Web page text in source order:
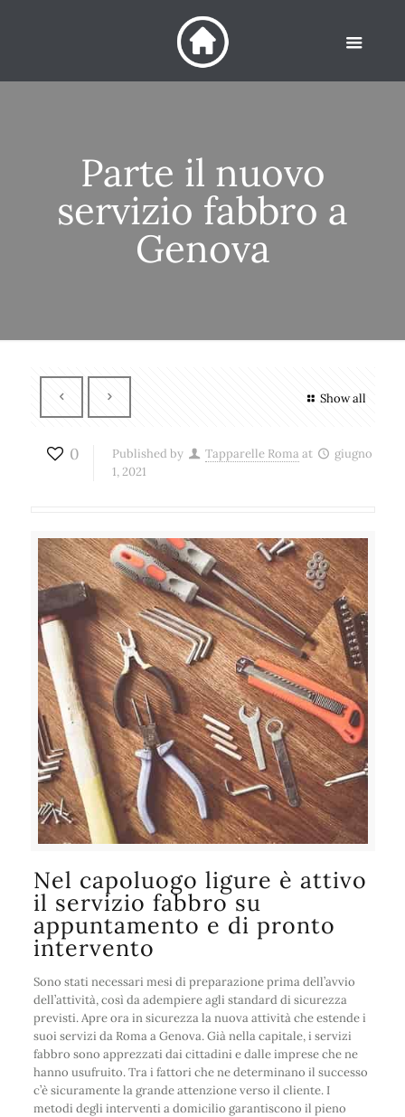
Parte il nuovo
servizio fabbro a
Genova
Show all
0 Published by Tapparelle Roma at
giugno
1, 2021
Nel capoluogo ligure è attivo
il servizio fabbro su
appuntamento e di pronto
intervento
Sono stati necessari mesi di preparazione prima dell’avvio
dell’attività, così da adempiere agli standard di sicurezza
previsti. Apre ora in sicurezza la nuova attività che estende i
suoi servizi da Roma a Genova. Già nella capitale, i servizi
fabbro sono apprezzati dai cittadini e dalle imprese che ne
hanno usufruito. Tra i fattori che ne determinano il successo
c’è sicuramente la grande attenzione verso il cliente. I
metodi degli interventi a domicilio garantiscono il pieno